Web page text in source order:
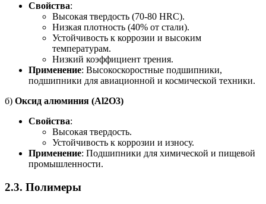
Свойства:
Высокая твердость (70-80 HRC).
Низкая плотность (40% от стали).
Устойчивость к коррозии и высоким
температурам.
Низкий коэффициент трения.
Применение: Высокоскоростные подшипники,
подшипники для авиационной и космической техники.
б) Оксид алюминия (Al2O3)
Свойства:
Высокая твердость.
Устойчивость к коррозии и износу.
Применение: Подшипники для химической и пищевой
промышленности.
2.3. Полимеры